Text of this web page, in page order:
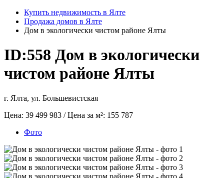
Купить недвижимость в Ялте
Продажа домов в Ялте
Дом в экологически чистом районе Ялты
ID:558 Дом в экологически
чистом районе Ялты
г. Ялта, ул. Большевистская
Цена: 39 499 983 / Цена за м²: 155 787
Фото